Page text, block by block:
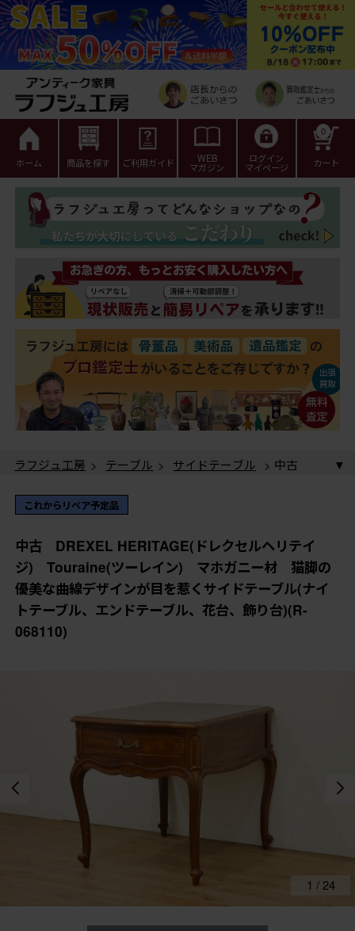
ホーム 商品を探す ご利用ガイド WEB
マガジン
ログイン
マイページ カート
0
ラフジュ工房 > テーブル > サイドテーブル
Touraine(ツーレイン) マホガニー材 猫脚の優美な曲
線デザインが目を惹くサイドテーブル(ナイトテーブル、
エンドテーブル、花台、飾り台)(R-068110)
ラフジュ工房 > 花台・飾り台
HERITAGE(ドレクセルヘリテイジ) Touraine(ツーレイ
ン) マホガニー材 猫脚の優美な曲線デザインが目を惹
くサイドテーブル(ナイトテーブル、エンドテーブル、花
台、飾り台)(R-068110)
これからリペア予定品
中古 DREXEL HERITAGE(ドレクセルヘリテイ
ジ) Touraine(ツーレイン) マホガニー材 猫脚の
優美な曲線デザインが目を惹くサイドテーブル(ナイ
トテーブル、エンドテーブル、花台、飾り台)(R-
068110)
1 /24